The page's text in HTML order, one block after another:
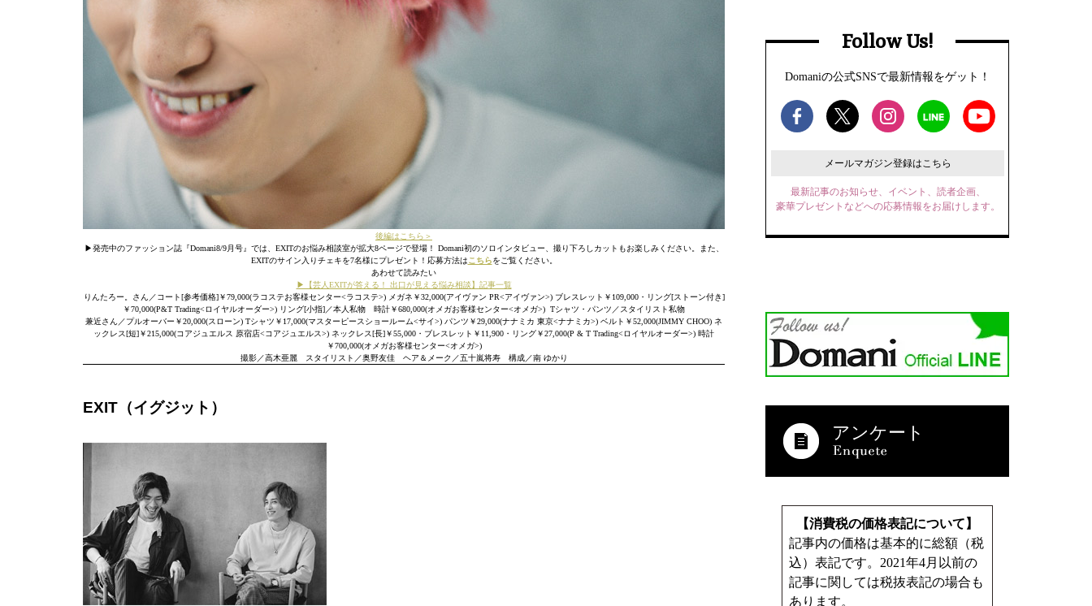
後編はこちら＞
▶発売中のファッション誌『Domani8/9月号』では、EXITのお悩み相談室が拡大8ページで登場！ Domani初のソロインタビュー、撮り下ろしカットもお楽しみください。また、
EXITのサイン入りチェキを7名様にプレゼント！応募方法はこちらをご覧ください。
あわせて読みたい
▶【芸人EXITが答える！ 出口が見える悩み相談】記事一覧
りんたろー。さん／コート[参考価格]￥79,000(ラコステお客様センター<ラコステ>) メガネ￥32,000(アイヴァン PR<アイヴァン>) ブレスレット￥109,000・リング[ストーン付き]
￥70,000(P&T Trading<ロイヤルオーダー>) リング[小指]／本人私物 時計￥680,000(オメガお客様センター<オメガ>) Tシャツ・パンツ／スタイリスト私物
兼近さん／プルオーバー￥20,000(スローン) Tシャツ￥17,000(マスターピースショールーム<サイ>) パンツ￥29,000(ナナミカ 東京<ナナミカ>) ベルト￥52,000(JIMMY CHOO) ネ
ックレス[短]￥215,000(コアジュエルス 原宿店<コアジュエルス>) ネックレス[長]￥55,000・ブレスレット￥11,900・リング￥27,000(P & T Trading<ロイヤルオーダー>) 時計
￥700,000(オメガお客様センター<オメガ>)
撮影／高木亜麗 スタイリスト／奥野友佳 ヘア＆メーク／五十嵐将寿 構成／南 ゆかり
EXIT（イグジット）
Follow Us!
Domaniの公式SNSで最新情報をゲット！
メールマガジン登録はこちら
最新記事のお知らせ、イベント、読者企画、
豪華プレゼントなどへの応募情報をお届けします。
アンケート
【消費税の価格表記について】
記事内の価格は基本的に総額（税
込）表記です。2021年4月以前の
記事に関しては税抜表記の場合も
あります。